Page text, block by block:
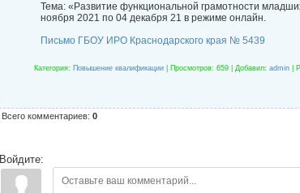
Тема: «Развитие функциональной грамотности
ноября 2021 по 04 декабря 21 в режиме онлайн.
Письмо ГБОУ ИРО Краснодарского края № 5439
Категория: Повышение квалификации Просмотров: 659 | Добавил: admin
Всего комментариев: 0
Войдите: